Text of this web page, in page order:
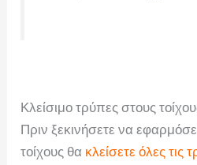
Κλείσιμο τρύπες στους
Πριν ξεκινήσετε να
τοίχους θα κλείσετε όλες τις